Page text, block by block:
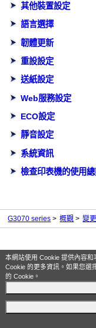
本網站使用 Cookie 提供內容
Cookie 的更多資訊。如果您選
的 Cookie。
其他裝置設定
語言選擇
韌體更新
重設設定
送紙設定
Web服務設定
ECO設定
靜音設定
系統資訊
檢查印表機的使用
G3070 series 概觀 變